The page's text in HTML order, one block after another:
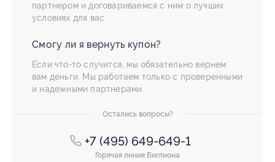
партнером и договариваемся с ним о лучших
условиях для вас
Смогу ли я вернуть купон?
Если что-то случится, мы обязательно вернем
вам деньги. Мы работаем только с проверенными
и надежными партнерами
Остались вопросы?
+7 (495) 649-649-1
Горячая линия Биглиона